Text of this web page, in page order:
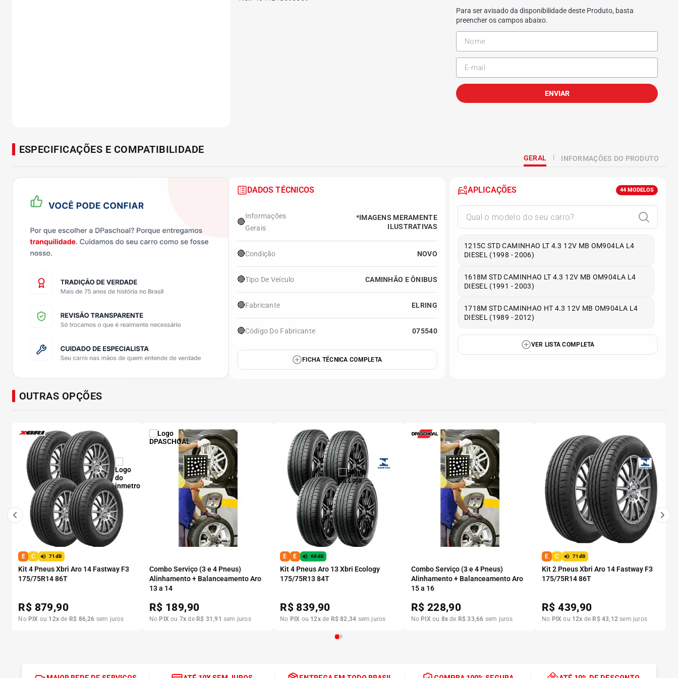
Para ser avisado da disponibilidade deste Produto, basta
preencher os campos abaixo.
ENVIAR
ESPECIFICAÇÕES E COMPATIBILIDADE
GERAL INFORMAÇÕES DO PRODUTO
DADOS TÉCNICOS
🔴
Informações
Gerais
*IMAGENS MERAMENTE
ILUSTRATIVAS
🔴Condição NOVO
🔴Tipo De Veículo CAMINHÃO E ÔNIBUS
🔴Fabricante ELRING
🔴Código Do Fabricante 075540
FICHA TÉCNICA COMPLETA
APLICAÇÕES 44 MODELOS
1215C STD CAMINHAO LT 4.3 12V MB OM904LA L4
DIESEL (1998 - 2006)
1618M STD CAMINHAO LT 4.3 12V MB OM904LA L4
DIESEL (1991 - 2003)
1718M STD CAMINHAO HT 4.3 12V MB OM904LA L4
DIESEL (1989 - 2012)
VER LISTA COMPLETA
OUTRAS OPÇÕES
E C 71dB
Kit 4 Pneus Xbri Aro 14 Fastway F3
175/75R14 86T
R$ 879,90
No PIX ou 12x de R$ 86,26 sem juros
Combo Serviço (3 e 4 Pneus)
Alinhamento + Balanceamento Aro
13 a 14
R$ 189,90
No PIX ou 7x de R$ 31 ,91 sem juros
E E 68dB
Kit 4 Pneus Aro 13 Xbri Ecology
175/75R13 84T
R$ 839,90
No PIX ou 12xde R$ 82,34 sem juros
Combo Serviço (3 e 4 Pneus)
Alinhamento + Balanceamento Aro
15 a 16
R$ 228,90
No PIX ou 8x de R$ 33,66 sem juros
E C 71dB
Kit 2 Pneus Xbri Aro 14 Fastway F3
175/75R14 86T
R$439,90
No PIX ou 12x de R$ 43, 12 sem juros